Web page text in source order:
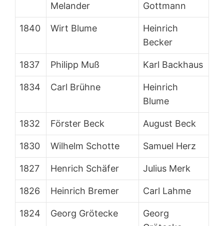
Melander
Gottmann
1840 Wirt Blume
Heinrich
Becker
1837 Philipp Muß Karl Backhaus
1834 Carl Brühne
Heinrich
Blume
1832 Förster Beck August Beck
1830 Wilhelm Schotte Samuel Herz
1827 Henrich Schäfer Julius Merk
1826 Heinrich Bremer Carl Lahme
1824 Georg Grötecke
Georg